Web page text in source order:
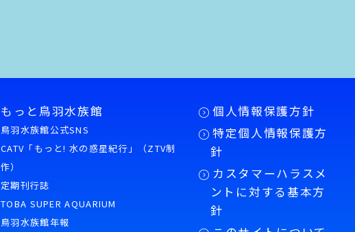
もっと鳥羽水族館
鳥羽水族館公式SNS
CATV「もっと! 水の惑星紀行」（ZTV制
作）
定期刊行誌
TOBA SUPER AQUARIUM
鳥羽水族館年報
個人情報保護方針
特定個人情報保護方
針
カスタマーハラスメ
ントに対する基本方
針